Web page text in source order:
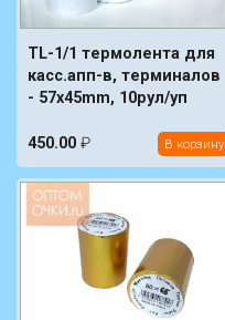
TL-1/1 термолента для
касс.апп-в, терминалов
- 57x45mm, 10рул/уп
450.00 ₽ В корзину